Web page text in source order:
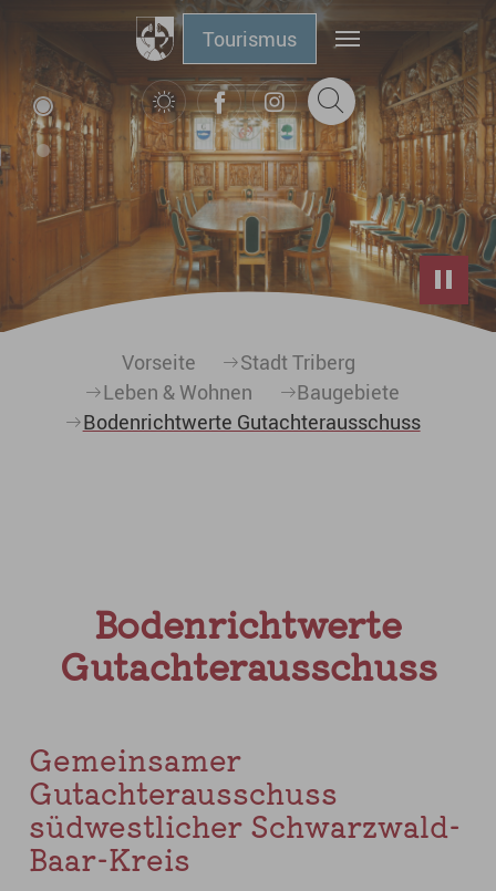
Zum Hauptinhalt springen
Tourismus
Vorseite
Stadt Triberg
Leben & Wohnen
Baugebiete
Bodenrichtwerte Gutachterausschuss
Bodenrichtwerte
Gutachterausschuss
Gemeinsamer
Gutachterausschuss
südwestlicher Schwarzwald-
Baar-Kreis